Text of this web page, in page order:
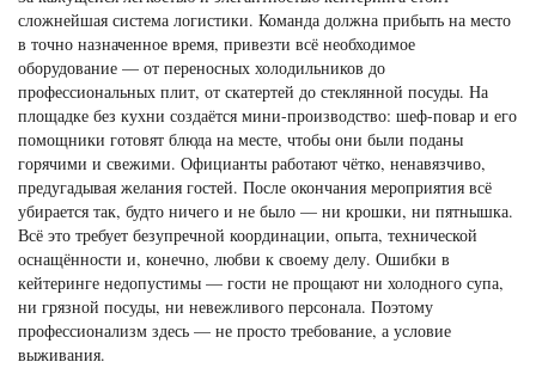
сложнейшая система логистики. Команда должна прибыть на место
в точно назначенное время, привезти всё необходимое
оборудование — от переносных холодильников до
профессиональных плит, от скатертей до стеклянной посуды. На
площадке без кухни создаётся мини-производство: шеф-повар и его
помощники готовят блюда на месте, чтобы они были поданы
горячими и свежими. Официанты работают чётко, ненавязчиво,
предугадывая желания гостей. После окончания мероприятия всё
убирается так, будто ничего и не было — ни крошки, ни пятнышка.
Всё это требует безупречной координации, опыта, технической
оснащённости и, конечно, любви к своему делу. Ошибки в
кейтеринге недопустимы — гости не прощают ни холодного супа,
ни грязной посуды, ни невежливого персонала. Поэтому
профессионализм здесь — не просто требование, а условие
выживания.